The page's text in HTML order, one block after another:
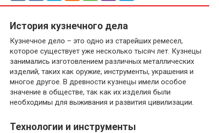
История кузнечного дела
Кузнечное дело – это одно из старейших ремесел,
которое существует уже несколько тысяч лет. Кузнецы
занимались изготовлением различных металлических
изделий, таких как оружие, инструменты, украшения и
многое другое. В древности кузнецы имели особое
значение в обществе, так как их изделия были
необходимы для выживания и развития цивилизации.
Технологии и инструменты